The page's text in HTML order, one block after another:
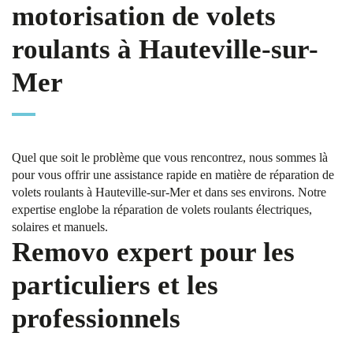
motorisation de volets
roulants à Hauteville-sur-
Mer
Quel que soit le problème que vous rencontrez, nous sommes là
pour vous offrir une assistance rapide en matière de réparation de
volets roulants à Hauteville-sur-Mer et dans ses environs. Notre
expertise englobe la réparation de volets roulants électriques,
solaires et manuels.
Removo expert pour les
particuliers et les
professionnels